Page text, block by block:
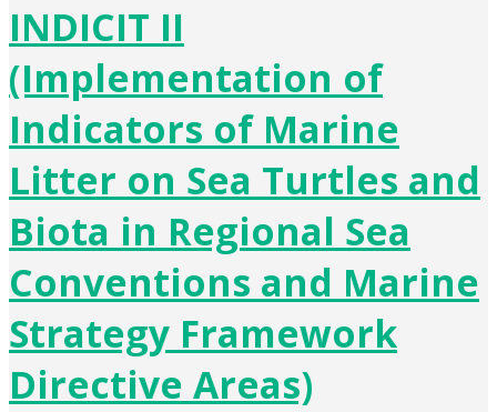
INDICIT II
(Implementation of
Indicators of Marine
Litter on Sea Turtles and
Biota in Regional Sea
Conventions and Marine
Strategy Framework
Directive Areas)